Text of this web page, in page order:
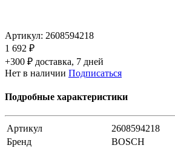
Артикул: 2608594218
1 692 ₽
+300 ₽ доставка, 7 дней
Нет в наличии Подписаться
Подробные характеристики
Артикул
2608594218
Бренд
BOSCH